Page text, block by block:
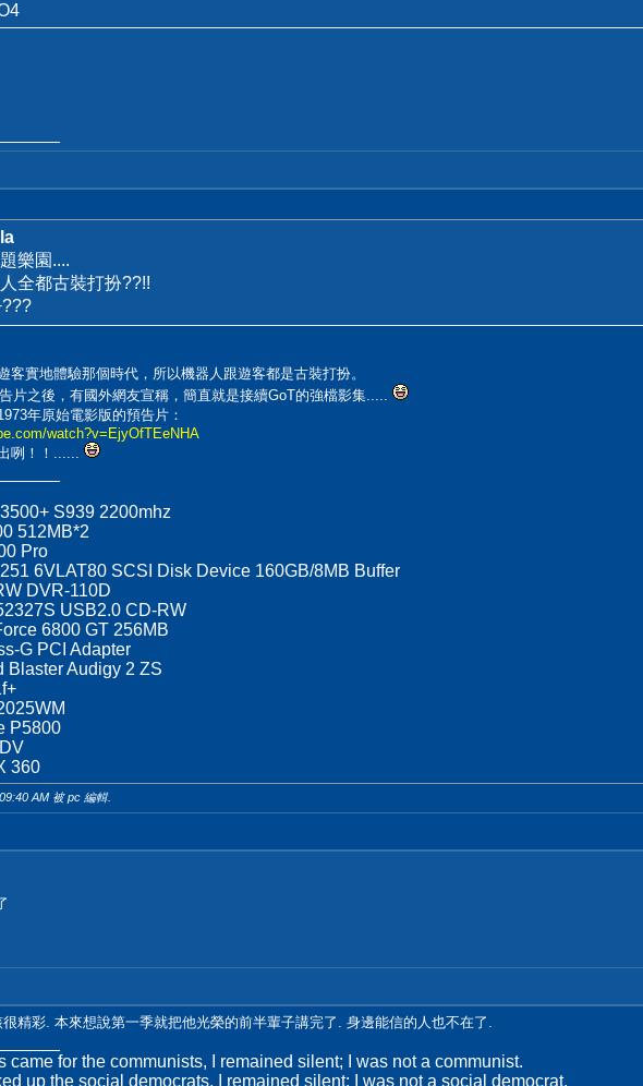
樂園....
全都古裝打扮??!!
客實地體驗那個時代，所以機器人跟遊客都是古裝打扮。
片之後，有國外網友宣稱，簡直就是接續GoT的強檔影集.....
年原始電影版的預告片：
watch?v=EjyOfTEeNHA
咧！！......
S939 2200mhz
512MB*2
Pro
6VLAT80 SCSI Disk Device 160GB/8MB Buffer
DVR-110D
USB2.0 CD-RW
6800 GT 256MB
G PCI Adapter
Blaster Audigy 2 ZS
P5800
360
09:40 AM 被 pc 編輯.
精彩. 本來想說第一季就把他光榮的前半輩子講完了. 身邊能信的人也不在了.
came for the communists, I remained silent; I was not a communist.
up the social democrats, I remained silent; I was not a social democrat.